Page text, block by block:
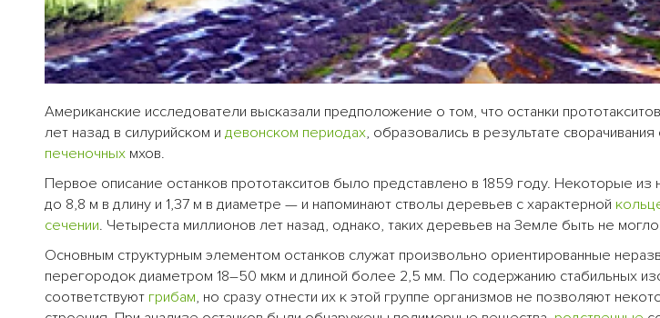
Американские исследователи высказали предположение о том, что останки
лет назад в силурийском и девонском периодах, образовались в результате
печеночных мхов.
Первое описание останков прототакситов было представлено в 1859 году. Некоторые
до 8,8 м в длину и 1,37 м в диаметре — и напоминают стволы деревьев с характерной
сечении. Четыреста миллионов лет назад, однако, таких деревьев на Земле быть не
Основным структурным элементом останков служат произвольно ориентированные
перегородок диаметром 18–50 мкм и длиной более 2,5 мм. По содержанию стабильных
соответствуют грибам, но сразу отнести их к этой группе организмов не позволяют